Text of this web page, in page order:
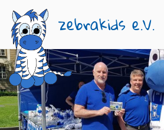
zebrakids e.V.